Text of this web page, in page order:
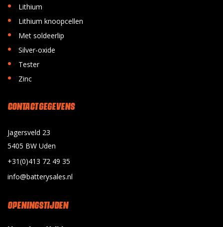
• Lithium
• Lithium knoopcellen
• Met soldeerlip
• Silver-oxide
• Tester
• Zinc
CONTACT GEGEVENS
Jagersveld 23
5405 BW Uden
+31(0)413 72 49 35
info@batterysales.nl
OPENINGSTIJDEN